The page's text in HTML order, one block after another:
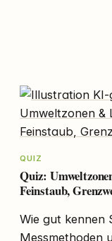
QUIZ
Quiz:
Feinstaub,
Wie gut kennen
Messmethoden